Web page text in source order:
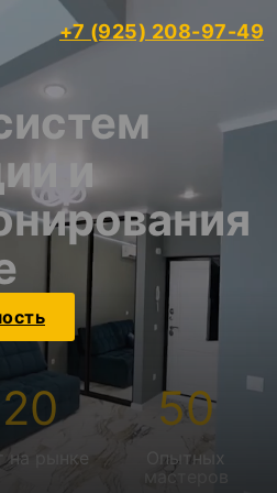
+7 (925) 208-97-49
и
20
на рынке
50
Опытных
мастеров